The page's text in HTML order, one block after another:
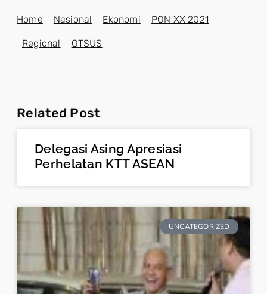
Home Nasional Ekonomi PON XX 2021
Regional OTSUS
Related Post
Delegasi Asing Apresiasi
Perhelatan KTT ASEAN
UNCATEGORIZED